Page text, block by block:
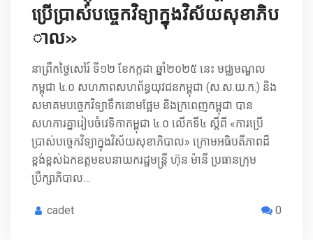
ប្រើប្រាស់បច្ចេកវិទ្យាក្នុងវិស័យសុខាភិប
ាល»
នាព្រឹកថ្ងៃសៅរ៍ ទី១២ ខែកក្កដា ឆ្នាំ២០២៥ នេះ មជ្ឈមណ្ឌល
កម្ពុជា ៤.០ សហភាពសហព័ន្ធយុវជនកម្ពុជា (ស.ស.យ.ក.) និង
សមាគមបច្ចេកវិទ្យាទឹកនោមផ្អែម និងក្រពេញកម្ពុជា បាន
សហការគ្នារៀបចំវេទិកាកម្ពុជា ៤.០ លើកទី៤ ស្ដីពី «ការប្រើ
ប្រាស់បច្ចេកវិទ្យាក្នុងវិស័យសុខាភិបាល» ក្រោមអធិបតីភាពដ៏
ខ្ពង់ខ្ពស់ឯកឧត្ដមឧបនាយករដ្ឋមន្រ្តី ហ៊ុន ម៉ានី ប្រធានក្រុម
ប្រឹក្សាភិបាល…
cadet 0